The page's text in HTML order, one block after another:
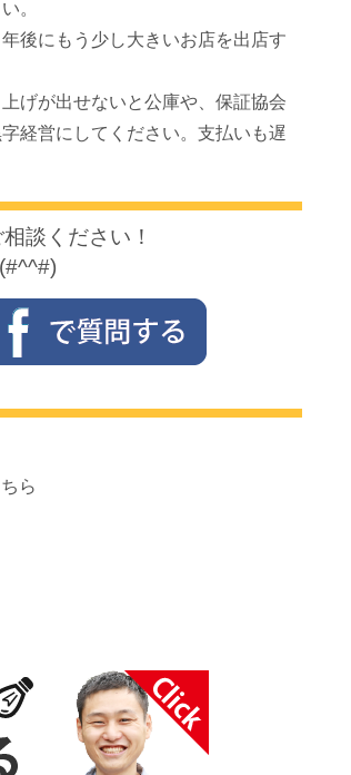
。
後にもう少し大きいお店を出店す
げが出せないと公庫や、保証協会
経営にしてください。支払いも遅
談ください！
ら